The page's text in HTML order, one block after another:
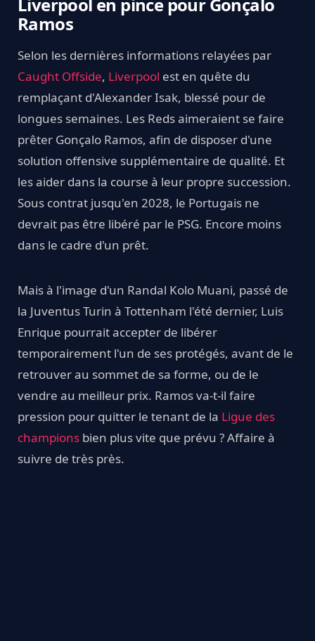
Ramos
Selon les dernières informations relayées par
Caught Offside, Liverpool est en quête du
remplaçant d'Alexander Isak, blessé pour de
longues semaines. Les Reds aimeraient se faire
prêter Gonçalo Ramos, afin de disposer d'une
solution offensive supplémentaire de qualité. Et
les aider dans la course à leur propre succession.
Sous contrat jusqu'en 2028, le Portugais ne
devrait pas être libéré par le PSG. Encore moins
dans le cadre d'un prêt.
Mais à l'image d'un Randal Kolo Muani, passé de
la Juventus Turin à Tottenham l'été dernier, Luis
Enrique pourrait accepter de libérer
temporairement l'un de ses protégés, avant de le
retrouver au sommet de sa forme, ou de le
vendre au meilleur prix. Ramos va-t-il faire
pression pour quitter le tenant de la Ligue des
champions bien plus vite que prévu ? Affaire à
suivre de très près.